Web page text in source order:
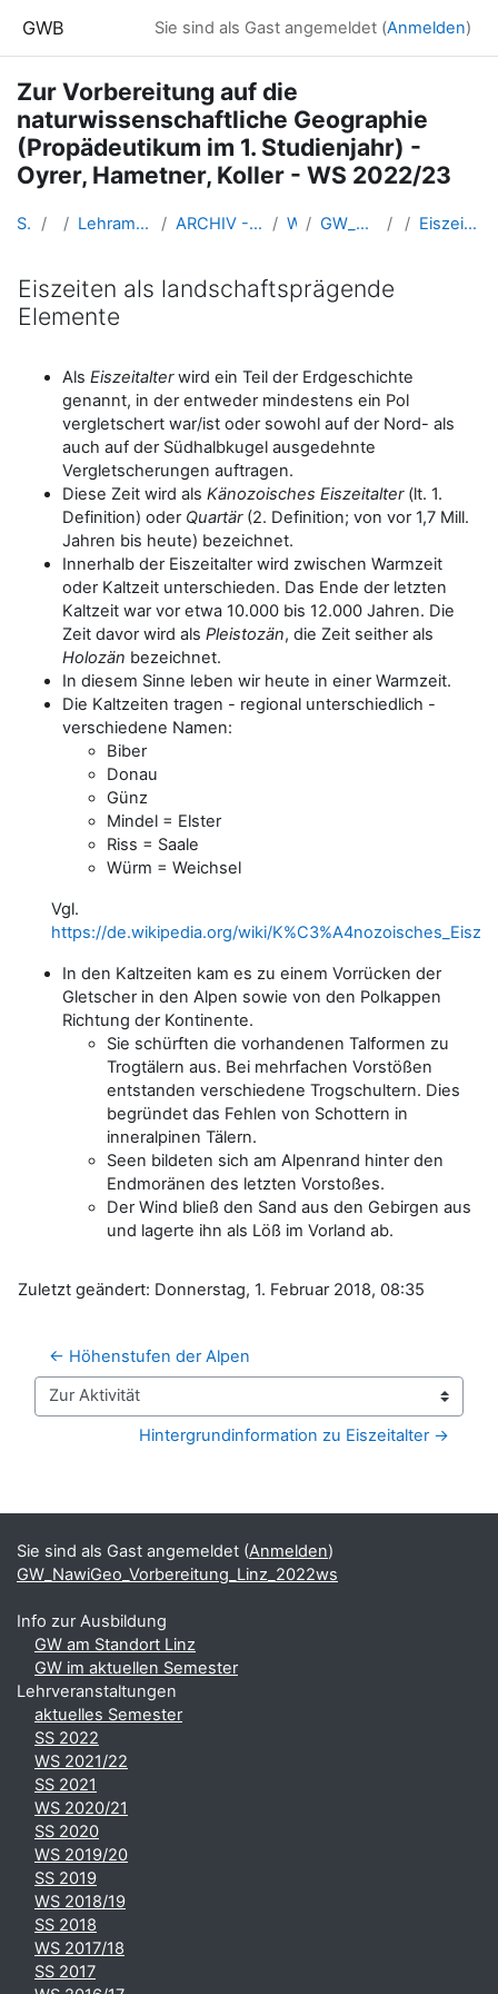
GWB Sie sind als Gast angemeldet (Anmelden)
Zur Vorbereitung auf die
naturwissenschaftliche Geographie
(Propädeutikum im 1. Studienjahr) -
Oyrer, Hametner, Koller - WS 2022/23
Startseite Kurse Lehramtsausbildung GW im Cluster Österreich Mitte ARCHIV - Lehrveranstaltungen am Standort Linz - seit 2016 WS_2022/23 GW_NawiGeo_Vorbereitung_Linz_2022ws GW Eiszeiten als landschaftsprägende Elemente
Eiszeiten als landschaftsprägende
Elemente
Als Eiszeitalterwird ein Teil der Erdgeschichte
genannt, in der entweder mindestens ein Pol
vergletschert war/ist oder sowohl auf der Nord- als
auch auf der Südhalbkugel ausgedehnte
Vergletscherungen auftragen.
Diese Zeit wird als Känozoisches Eiszeitalter(lt. 1.
Definition) oder Quartär(2. Definition; von vor 1,7 Mill.
Jahren bis heute) bezeichnet.
Innerhalb der Eiszeitalter wird zwischen Warmzeit
oder Kaltzeit unterschieden. Das Ende der letzten
Kaltzeit war vor etwa 10.000 bis 12.000 Jahren. Die
Zeit davor wird als Pleistozän, die Zeit seither als
Holozän bezeichnet.
In diesem Sinne leben wir heute in einer Warmzeit.
Die Kaltzeiten tragen - regional unterschiedlich -
verschiedene Namen:
Biber
Donau
Günz
Mindel = Elster
Riss = Saale
Würm = Weichsel
Vgl.
https://de.wikipedia.org/wiki/
In den Kaltzeiten kam es zu einem Vorrücken der
Gletscher in den Alpen sowie von den Polkappen
Richtung der Kontinente.
Sie schürften die vorhandenen Talformen zu
Trogtälern aus. Bei mehrfachen Vorstößen
entstanden verschiedene Trogschultern. Dies
begründet das Fehlen von Schottern in
inneralpinen Tälern.
Seen bildeten sich am Alpenrand hinter den
Endmoränen des letzten Vorstoßes.
Der Wind bließ den Sand aus den Gebirgen aus
und lagerte ihn als Löß im Vorland ab.
Zuletzt geändert: Donnerstag, 1. Februar 2018, 08:35
← Höhenstufen der Alpen
Zur Aktivität
Hintergrundinformation zu Eiszeitalter →
Ergänzungsblöcke
Sie sind als Gast angemeldet (Anmelden)
GW_NawiGeo_Vorbereitung_Linz_2022ws
Info zur Ausbildung
GW am Standort Linz
GW im aktuellen Semester
Lehrveranstaltungen
aktuelles Semester
SS 2022
WS 2021/22
SS 2021
WS 2020/21
SS 2020
WS 2019/20
SS 2019
WS 2018/19
SS 2018
WS 2017/18
SS 2017